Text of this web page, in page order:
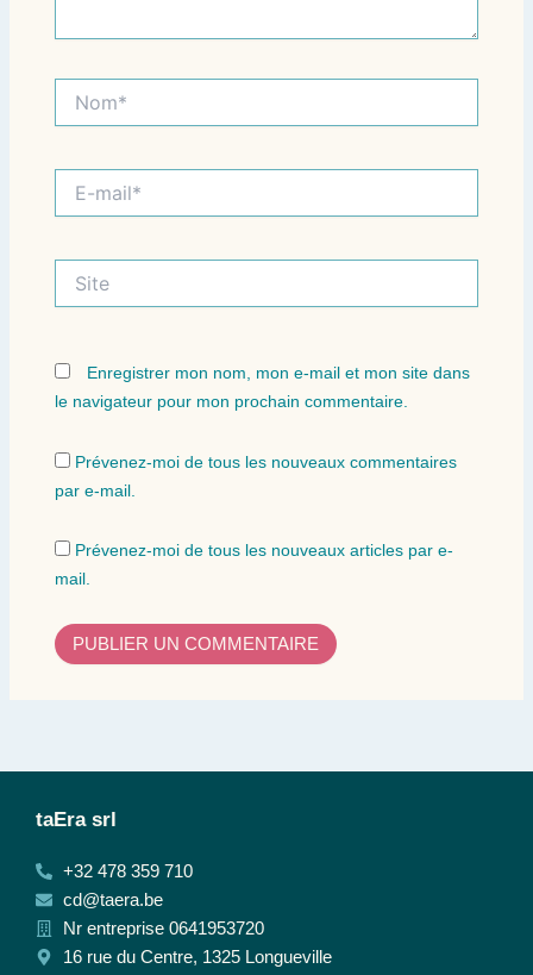
mail*
Enregistrer mon nom, mon e-mail et mon site dans
le navigateur pour mon prochain commentaire.
Prévenez-moi de tous les nouveaux commentaires
par e-mail.
Prévenez-moi de tous les nouveaux articles par e-
mail.
taEra srl
+32 478 359 710
cd@taera.be
Nr entreprise 0641953720
16 rue du Centre, 1325 Longueville